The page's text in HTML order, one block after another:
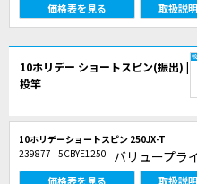
価格表を見る 取扱説
10ホリデー ショートスピン(振出) |
投竿
10ホリデーショートスピン 250JX-T
239877 5CBYE1250 バリュープラ
価格表を見る 取扱説